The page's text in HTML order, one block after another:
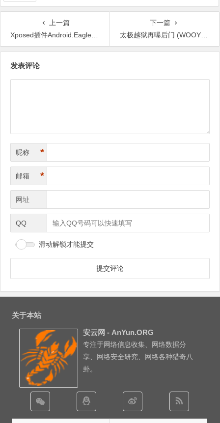
上一篇
Xposed插件Android.EagleEye (WOOYUN)
下一篇
太极越狱再曝后门 (WOOYUN)
发表评论
昵称 *
邮箱 *
网址
QQ
滑动解锁才能提交
关于本站
安云网 - AnYun.ORG
专注于网络信息收集、网络数据分
享、网络安全研究、网络各种猎奇八
卦。